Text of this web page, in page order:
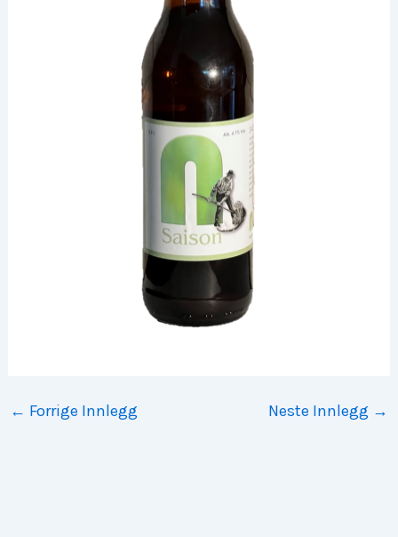
← Forrige Innlegg Neste Innlegg →